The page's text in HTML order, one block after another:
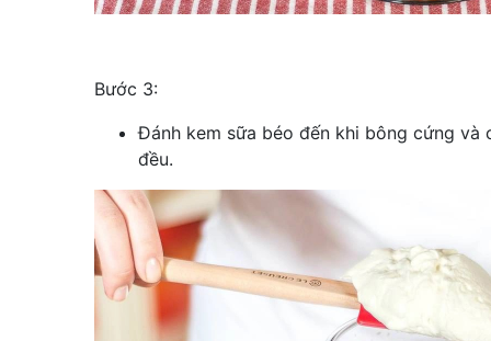
Bước 3:
Đánh kem sữa béo đến khi bông cứng và
đều.